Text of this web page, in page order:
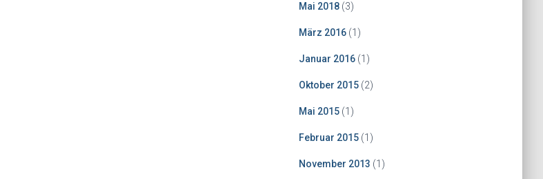
Mai 2018(3)
März 2016(1)
Januar 2016(1)
Oktober 2015(2)
Mai 2015(1)
Februar 2015(1)
November 2013 (1)